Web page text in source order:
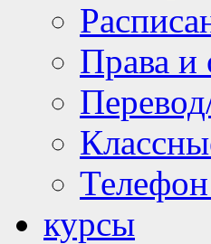
Права и
курсы